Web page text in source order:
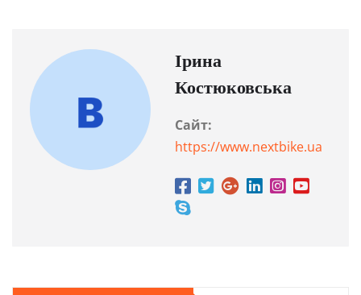
Ірина
Костюковська
Сайт:
https://www.nextbike.ua